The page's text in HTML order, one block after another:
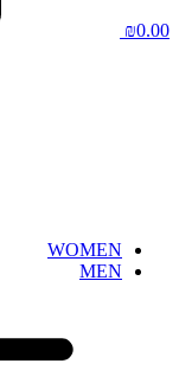
₪0.00
WOMEN
MEN